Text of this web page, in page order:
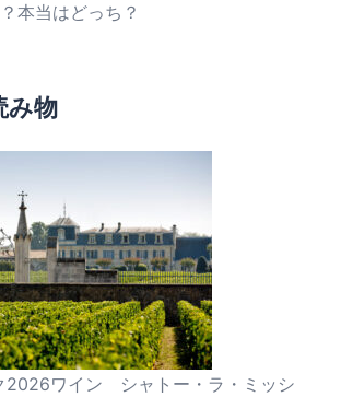
本当はどっち？
み物
2026ワイン シャトー・ラ・ミッシ